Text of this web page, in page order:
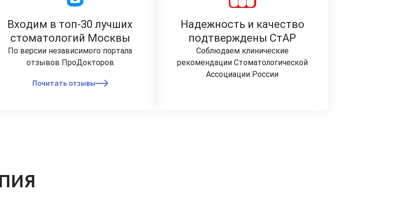
Входим в топ-30 лучших
стоматологий Москвы
По версии независимого портала
отзывов ПроДокторов
Почитать отзывы
Надежность и качество
подтверждены СтАР
Соблюдаем клинические
рекомендации Стоматологической
Ассоциации России